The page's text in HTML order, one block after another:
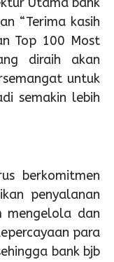
“Terima kasih
Top 100 Most
diraih akan
untuk
semakin lebih
berkomitmen
penyalanan
mengelola dan
para
bank bjb